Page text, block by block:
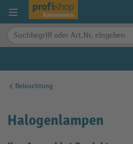
springen
Beleuchtung
Halogenlampen